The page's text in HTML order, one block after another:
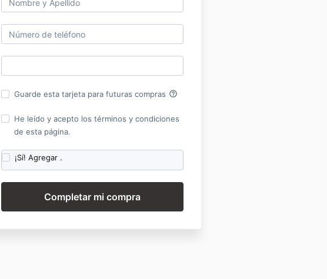
Guarde esta tarjeta para futuras compras help_outline
He leído y acepto los términos y condiciones
de esta página.
¡Sí! Agregar .